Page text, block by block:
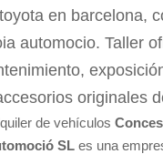
en barcelona,
automocio. Taller
originales
de vehículos
SL es una